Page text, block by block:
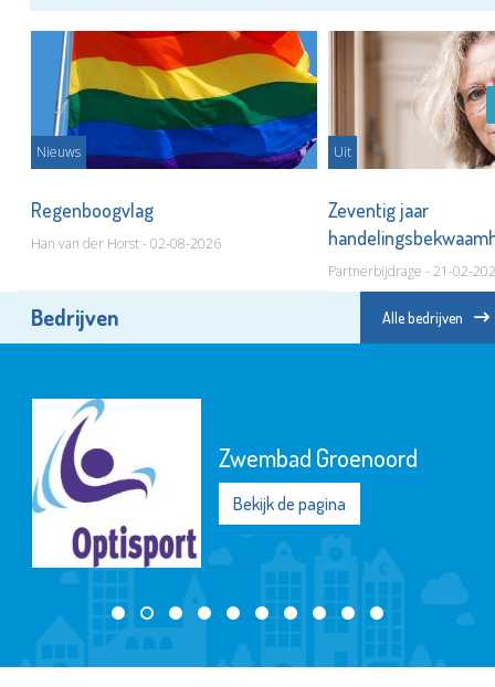
Nieuws
Regenboogvlag
Han van der Horst - 02-08-2026
Uit
Zeventig jaar
vrouwen
Partnerbijdrage - 21-02-
Bedrijven Alle bedrijven
Zwembad Groenoord
Bekijk de pagina